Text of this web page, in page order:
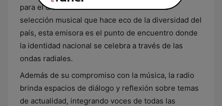
para el día a día de los bolivianos. Con una
selección musical que hace eco de la diversidad del
país, esta emisora es el punto de encuentro donde
la identidad nacional se celebra a través de las
ondas radiales.
Además de su compromiso con la música, la radio
brinda espacios de diálogo y reflexión sobre temas
de actualidad, integrando voces de todas las